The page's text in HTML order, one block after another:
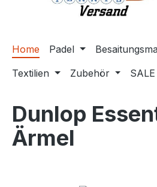
Home Padel
Textilien
Zubehör SALE
Dunlop
Ärmel